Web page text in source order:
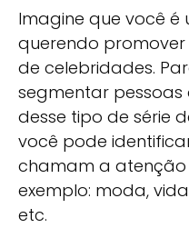
Imagine que você é
querendo promover
de celebridades.
segmentar
desse tipo de série
você pode
chamam a atenção
exemplo: moda,
etc.